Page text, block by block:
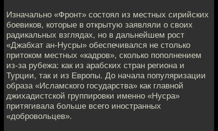
Изначально «Фронт» состоял из местных сирийских
боевиков, которые в открытую заявляли о своих
радикальных взглядах, но в дальнейшем рост
«Джабхат ан-Нусры» обеспечивался не столько
притоком местных «кадров», сколько пополнением
из-за рубежа: как из арабских стран региона и
Турции, так и из Европы. До начала популяризации
образа «Исламского государства» как главной
джихадистской группировки именно «Нусра»
притягивала больше всего иностранных
«добровольцев».